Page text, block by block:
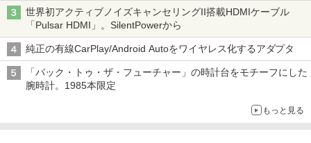
世界初アクティブノイズキャンセリングII搭載HDMIケーブル
「Pulsar HDMI」。SilentPowerから
純正の有線CarPlay/Android Autoをワイヤレス化するアダプタ
「バック・トゥ・ザ・フューチャー」の時計台をモチーフにした
腕時計。1985本限定
もっと見る